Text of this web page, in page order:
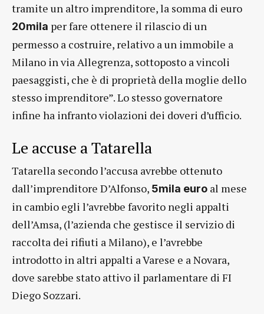
tramite un altro imprenditore, la somma di euro
20mila per fare ottenere il rilascio di un
permesso a costruire, relativo a un immobile a
Milano in via Allegrenza, sottoposto a vincoli
paesaggisti, che è di proprietà della moglie dello
stesso imprenditore”. Lo stesso governatore
infine ha infranto violazioni dei doveri d’ufficio.
Le accuse a Tatarella
Tatarella secondo l’accusa avrebbe ottenuto
dall’imprenditore D’Alfonso, 5mila euro al mese
in cambio egli l’avrebbe favorito negli appalti
dell’Amsa, (l’azienda che gestisce il servizio di
raccolta dei rifiuti a Milano), e l’avrebbe
introdotto in altri appalti a Varese e a Novara,
dove sarebbe stato attivo il parlamentare di FI
Diego Sozzari.